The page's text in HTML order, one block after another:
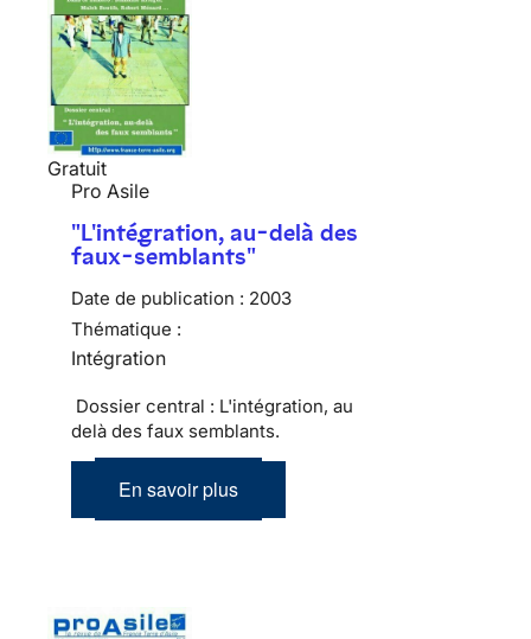
Gratuit
Pro Asile
"L'intégration, au-delà des
faux-semblants"
Date de publication : 2003
Thématique :
Intégration
Dossier central : L'intégration, au
delà des faux semblants.
En savoir plus